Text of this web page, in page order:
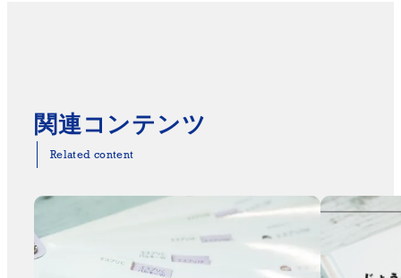
関連コンテンツ
Related content